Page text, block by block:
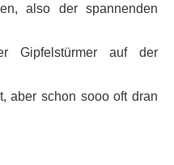
also der spannenden
Gipfelstürmer auf der
aber schon sooo oft dran